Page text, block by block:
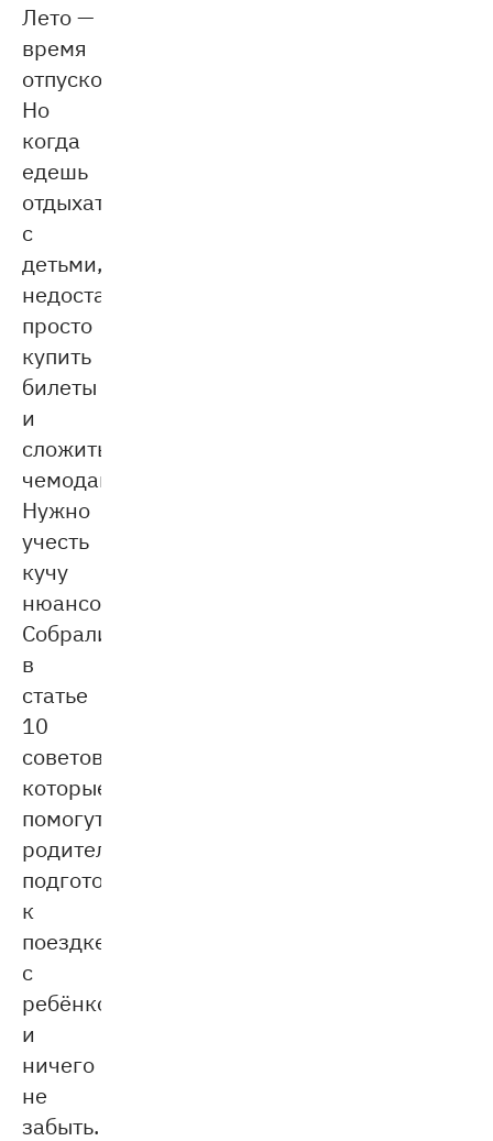
Лето —
время
отпусков.
Но
когда
едешь
отдыхать
с
детьми,
недостаточно
просто
купить
билеты
и
сложить
чемоданы.
Нужно
учесть
кучу
нюансов.
Собрали
в
статье
10
советов,
которые
помогут
родителям
подготовиться
к
поездке
с
ребёнком
и
ничего
не
забыть.